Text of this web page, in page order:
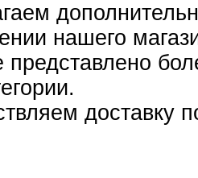
нашего
представлено
доставку